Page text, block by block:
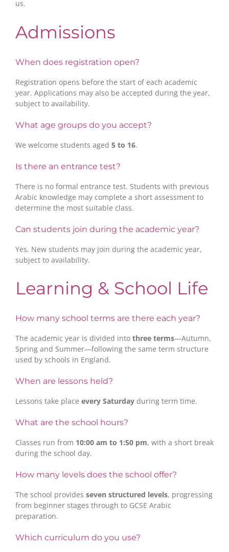
us.
Admissions
When does registration open?
Registration opens before the start of each academic
year. Applications may also be accepted during the year,
subject to availability.
What age groups do you accept?
We welcome students aged 5 to 16.
Is there an entrance test?
There is no formal entrance test. Students with previous
Arabic knowledge may complete a short assessment to
determine the most suitable class.
Can students join during the academic year?
Yes. New students may join during the academic year,
subject to availability.
Learning & School Life
How many school terms are there each year?
The academic year is divided into three terms—Autumn,
Spring and Summer—following the same term structure
used by schools in England.
When are lessons held?
Lessons take place every Saturday during term time.
What are the school hours?
Classes run from 10:00 am to 1:50 pm, with a short break
during the school day.
How many levels does the school offer?
The school provides seven structured levels, progressing
from beginner stages through to GCSE Arabic
preparation.
Which curriculum do you use?